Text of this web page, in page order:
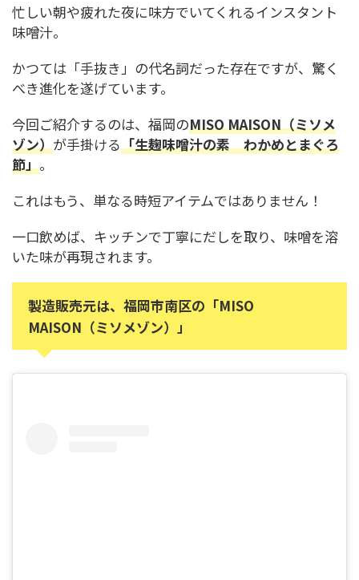
忙しい朝や疲れた夜に味方でいてくれるインスタント
味噌汁。
かつては「手抜き」の代名詞だった存在ですが、驚く
べき進化を遂げています。
今回ご紹介するのは、福岡のMISO MAISON（ミソメ
ゾン）が手掛ける「生麹味噌汁の素 わかめとまぐろ
節」。
これはもう、単なる時短アイテムではありません！
一口飲めば、キッチンで丁寧にだしを取り、味噌を溶
いた味が再現されます。
製造販売元は、福岡市南区の「MISO
MAISON（ミソメゾン）」